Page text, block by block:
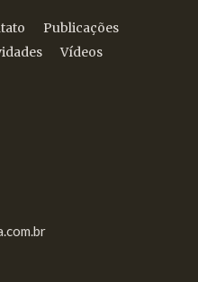
Publicações
Vídeos